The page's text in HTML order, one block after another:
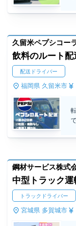
久留米ペプシコー
飲料のルート
配送ドライバー
福岡県 久留米市
鋼材サービス株式
中型トラック運
トラックドライバー
宮城県 多賀城市